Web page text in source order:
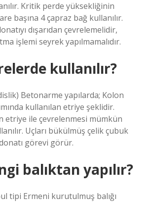
Kritik perde yüksekliğinin
başına 4 çapraz bağ kullanılır.
dışarıdan çevrelemelidir,
işlemi seyrek yapılmamalıdır.
kullanılır?
Betonarme yapılarda; Kolon
kullanılan etriye şeklidir.
etriye ile çevrelenmesi mümkün
Uçları bükülmüş çelik çubuk
donatı görevi görür.
balıktan yapılır?
tipi Ermeni kurutulmuş balığı